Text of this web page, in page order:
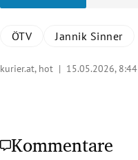
ÖTV Jannik Sinner
kurier.at, hot | 15.05.2026, 8:44
Kommentare